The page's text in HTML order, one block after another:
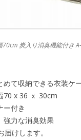
炭入り消臭機能付き
て収納できる衣装ケ
70 x 36 ｘ 30cm
ー付き
強力な消臭効果
けします。